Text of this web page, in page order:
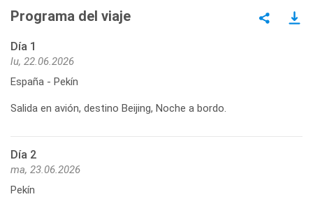
Programa del viaje
Día 1
lu, 22.06.2026
España - Pekín
Salida en avión, destino Beijing, Noche a bordo.
Día 2
ma, 23.06.2026
Pekín